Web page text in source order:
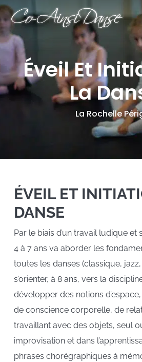
Skip
to
main
content
Éveil Et
La
La Rochelle
ÉVEIL ET
DANSE
Par le biais d’un travail ludique et
4 à 7 ans va aborder les
toutes les danses (classique,
s’orienter, à 8 ans, vers la
développer des notions
de conscience corporelle, de
travaillant avec des objets, seul
improvisation et dans
phrases chorégraphiques à